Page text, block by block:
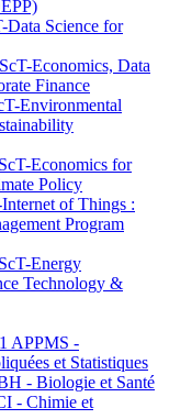
Science for
Economics, Data
Finance
Environmental
Economics for
Policy
of Things :
Program
Energy
Technology &
APPMS -
et Statistiques
- Biologie et Santé
- Chimie et